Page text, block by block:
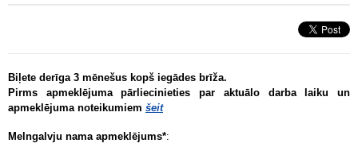
Biļete derīga 3 mēnešus kopš iegādes brīža.
Pirms apmeklējuma pārliecinieties par aktuālo darba laiku un
apmeklējuma noteikumiem šeit
Melngalvju nama apmeklējums*: